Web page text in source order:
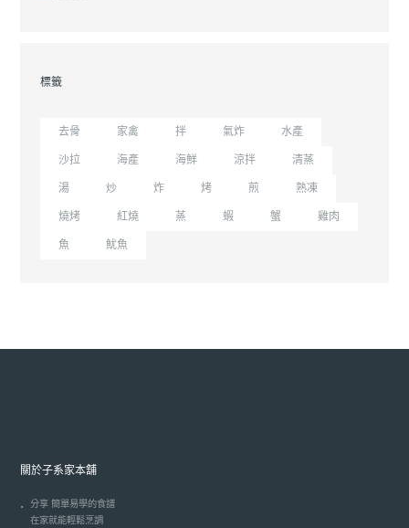
標籤
去骨 家禽 拌 氣炸 水產
沙拉 海產 海鮮 涼拌 清蒸
湯 炒 炸 烤 煎 熟凍
燒烤 紅燒 蒸 蝦 蟹 雞肉
魚 魷魚
關於子系家本舖
分享 簡單易學的食譜
在家就能輕鬆烹調